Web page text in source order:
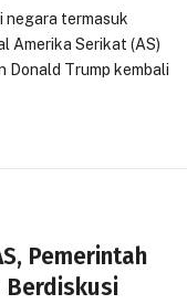
negara termasuk
Amerika Serikat (AS)
Donald Trump kembali
Pemerintah
Berdiskusi